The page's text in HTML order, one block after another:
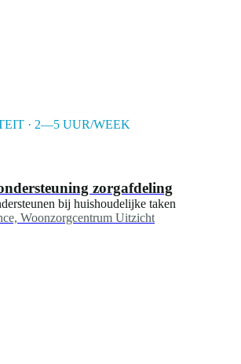
· 2—5 UUR/WEEK
zorgafdeling
bij huishoudelijke taken
Woonzorgcentrum Uitzicht